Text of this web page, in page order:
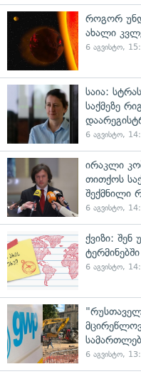
როგორ
ახალი
6 აგვისტო,
საია:
საქმეზე
6 აგვისტო,
ირაკლი
თითქოს
შექმნილი
6 აგვისტო,
ქვიზი:
6 აგვისტო,
6 აგვისტო,